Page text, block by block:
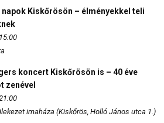
Kiskőrösön – élményekkel teli
koncert Kiskőrösön is – 40 éve
zenével
imaháza (Kiskőrös, Holló János utca 1.)